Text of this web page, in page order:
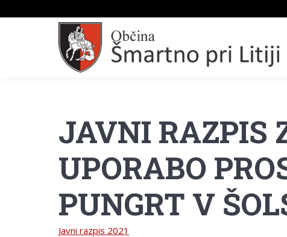
JAVNI RAZPIS
UPORABO
PUNGRT V
Javni razpis 2021